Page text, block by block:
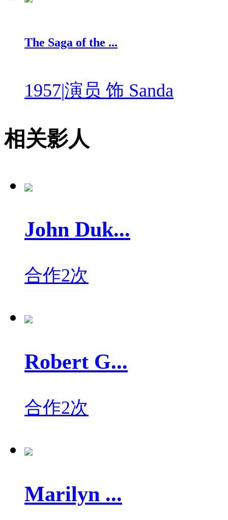
The Saga of the ...
1957|演员 饰 Sanda
相关影人
John Duk...
合作2次
Robert G...
合作2次
Marilyn ...